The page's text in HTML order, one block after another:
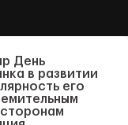
День
в развитии
его